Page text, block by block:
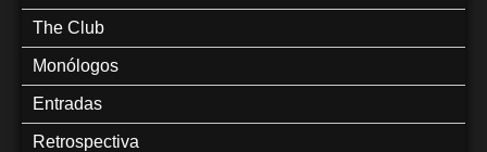
The Club
Monólogos
Entradas
Retrospectiva